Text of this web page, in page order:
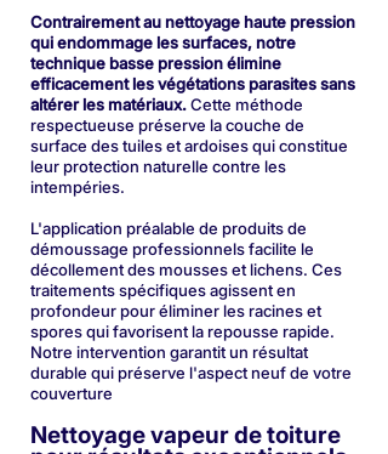
Contrairement au nettoyage haute pression
qui endommage les surfaces, notre
technique basse pression élimine
efficacement les végétations parasites sans
altérer les matériaux.Cette méthode
respectueuse préserve la couche de
surface des tuiles et ardoises qui constitue
leur protection naturelle contre les
intempéries.
L'application préalable de produits de
démoussage professionnels facilite le
décollement des mousses et lichens. Ces
traitements spécifiques agissent en
profondeur pour éliminer les racines et
spores qui favorisent la repousse rapide.
Notre intervention garantit un résultat
durable qui préserve l'aspect neuf de votre
couverture
Nettoyage vapeur de toiture